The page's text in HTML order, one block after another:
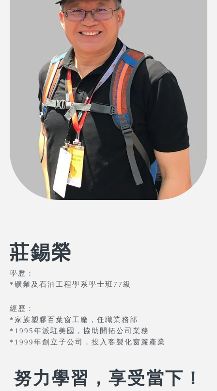
莊錫榮
學歷：
*礦業及石油工程學系學士班77級
經歷：
*家族塑膠百葉窗工廠，任職業務部
*1995年派駐美國，協助開拓公司業務
*1999年創立子公司，投入客製化窗簾產業
努力學習，享受當下！